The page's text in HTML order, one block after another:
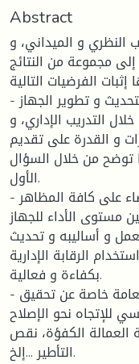
Abstract
النظري و الميداني، و
مجموعة من النتائج
الفرضيات التالية:
- أن التنمية الإدارية أهم و وسيلة لتحديث و تطوير الجهاز
التدريب الإداري، و
و القدرة على تقديم
توضح من خلال السؤال
الأول.
- يعد الإصلاح الإداري السبيل الأنجع للقضاء على كافة المظاهر
مستوى الأداء للجهاز
و أساليبه و تحديث
الرقابة الإدارية
بكفاءة و فعالية.
- إن عجز الجهاز الإداري في الإدارة العامة خاصة عن تحقيق
للإتجاه نحو الإصلاح
العمالة الكفؤة، نقص
التأطير ...إلخ.